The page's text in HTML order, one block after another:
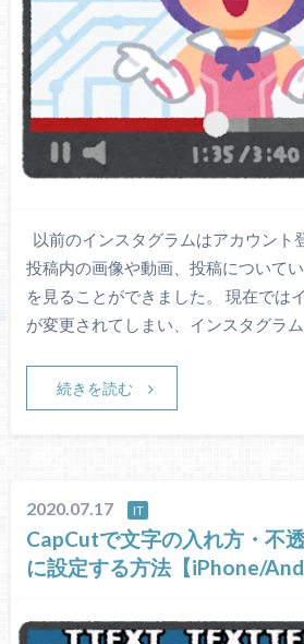
以前のインスタグラムはアカウント
投稿内の画像や動画、投稿について
を見ることができました。 現在では
が変更されてしまい、インスタグラ
続きを読む
2020.07.17 IT
CapCutで文字の入れ方・不
に設定する方法【iPhone/